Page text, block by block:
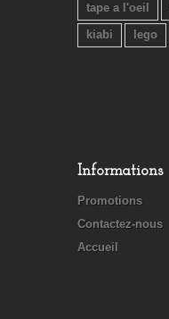
tape a l'oeil
kiabi
lego
Informations
Promotions
Contactez-nous
Accueil